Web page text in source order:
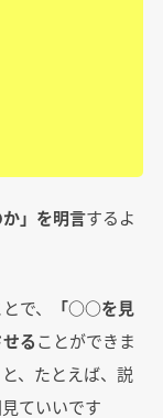
か」を明言するよ
で、
「○○を見
ることができま
、たとえば、説
ていいです